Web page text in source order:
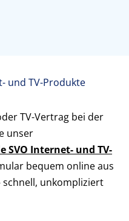
und TV-Produkte
TV-Vertrag bei der
unser
Internet- und TV-
bequem online aus
schnell, unkompliziert